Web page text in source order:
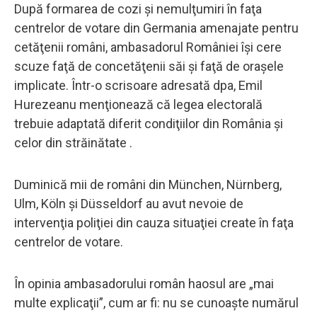
După formarea de cozi şi nemulţumiri în faţa
centrelor de votare din Germania amenajate pentru
cetăţenii români, ambasadorul României îşi cere
scuze faţă de concetăţenii săi şi faţă de oraşele
implicate. Într-o scrisoare adresată dpa, Emil
Hurezeanu menţionează că legea electorală
trebuie adaptată diferit condiţiilor din România şi
celor din străinătate .
Duminică mii de români din München, Nürnberg,
Ulm, Köln şi Düsseldorf au avut nevoie de
intervenţia poliţiei din cauza situaţiei create în faţa
centrelor de votare.
În opinia ambasadorului român haosul are „mai
multe explicaţii”, cum ar fi: nu se cunoaşte numărul